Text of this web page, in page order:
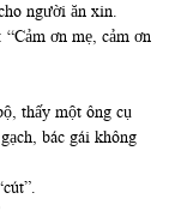
người ăn xin.
ơn mẹ, cảm ơn
thấy một ông cụ
bác gái không